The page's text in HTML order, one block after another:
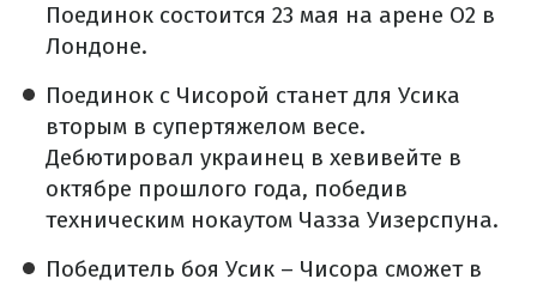
Поединок состоится 23 мая на арене О2 в
Лондоне.
Поединок с Чисорой станет для Усика
вторым в супертяжелом весе.
Дебютировал украинец в хевивейте в
октябре прошлого года, победив
техническим нокаутом Чазза Уизерспуна.
Победитель боя Усик – Чисора сможет в